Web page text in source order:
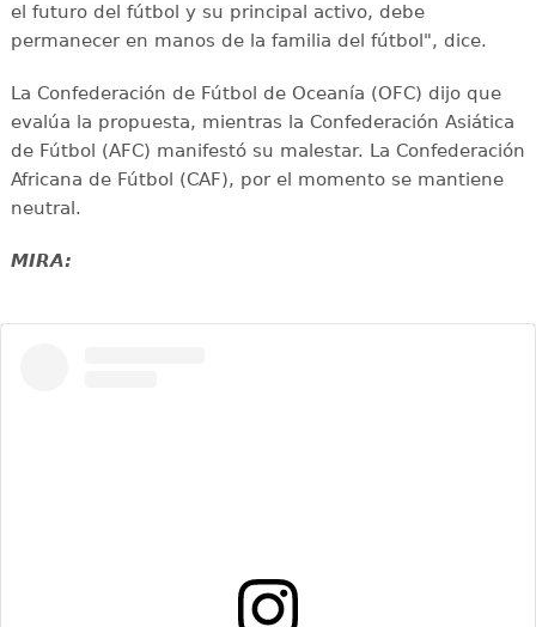
el futuro del fútbol y su principal activo, debe
permanecer en manos de la familia del fútbol", dice.
La Confederación de Fútbol de Oceanía (OFC) dijo que
evalúa la propuesta, mientras la Confederación Asiática
de Fútbol (AFC) manifestó su malestar. La Confederación
Africana de Fútbol (CAF), por el momento se mantiene
neutral.
MIRA: